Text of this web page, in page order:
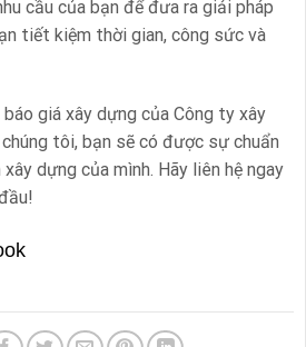
cầu của bạn để đưa ra giải pháp
tiết kiệm thời gian, công sức và
giá xây dựng của Công ty xây
tôi, bạn sẽ có được sự chuẩn
dựng của mình. Hãy liên hệ ngay